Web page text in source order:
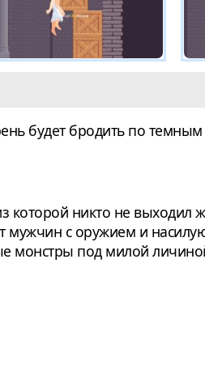
будет бродить по
которой никто не
мужчин с оружием и
монстры под милой